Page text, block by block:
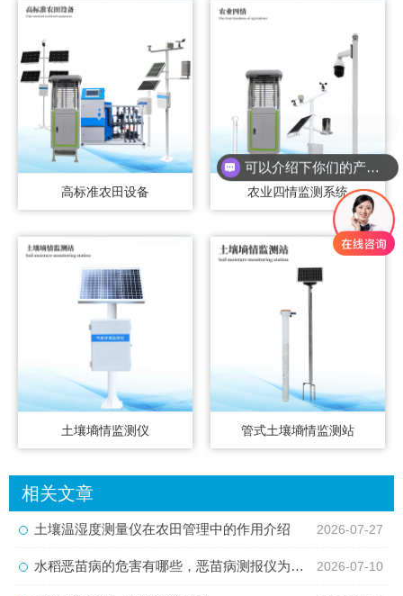
高标准农田设备 农业四情监测系统
土壤墒情监测仪 管式土壤墒情监测站
相关文章
土壤温湿度测量仪在农田管理中的作用介绍 2026-07-27
水稻恶苗病的危害有哪些，恶苗病测报仪为病害防治提供数据支持 2026-07-10
可以介绍下你们的产品么？